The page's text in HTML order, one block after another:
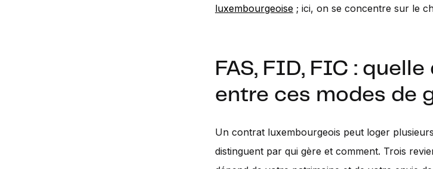
luxembourgeoise ; ici, on se concentre sur le
FAS, FID, FIC :
entre ces modes de
Un contrat luxembourgeois peut loger
distinguent par qui gère et comment. Trois